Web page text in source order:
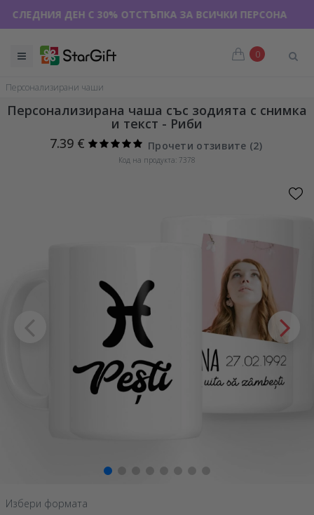
ДЕН С 30% ОТСТЪПКА ЗА ВСИЧКИ ПЕРСОНАЛИЗИРАНИ
0
Персонализирани чаши
Персонализирана чаша със зодията с снимка
и текст - Риби
7.39 €
Прочети отзивите (2)
Код на продукта: 7378
Избери формата